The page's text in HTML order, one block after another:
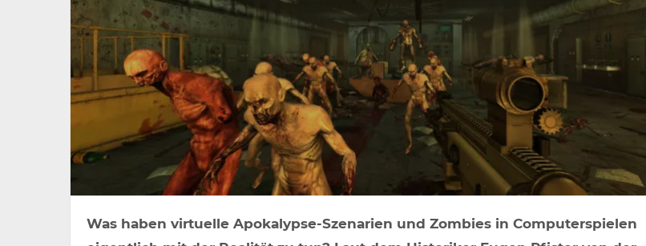
Was haben virtuelle Apokalypse-Szenarien und Zombies in Computerspielen